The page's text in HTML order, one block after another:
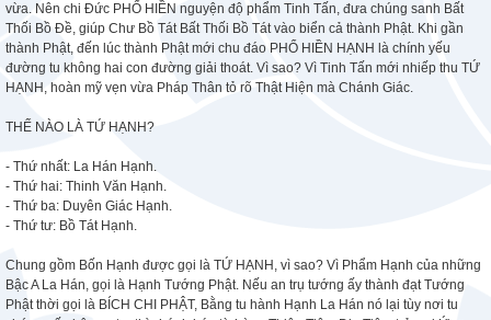
vừa. Nên chi Đức PHỔ HIỀN nguyện độ phẩm Tinh Tấn, đưa chúng sanh Bất
Thối Bồ Đề, giúp Chư Bồ Tát Bất Thối Bồ Tát vào biển cả thành Phật. Khi gần
thành Phật, đến lúc thành Phật mới chu đáo PHỔ HIỀN HẠNH là chính yếu
đường tu không hai con đường giải thoát. Vì sao? Vì Tinh Tấn mới nhiếp thu TỨ
HẠNH, hoàn mỹ vẹn vừa Pháp Thân tỏ rõ Thật Hiện mà Chánh Giác.
THẾ NÀO LÀ TỨ HẠNH?
- Thứ nhất: La Hán Hạnh.
- Thứ hai: Thinh Văn Hạnh.
- Thứ ba: Duyên Giác Hạnh.
- Thứ tư: Bồ Tát Hạnh.
Chung gồm Bốn Hạnh được gọi là TỨ HẠNH, vì sao? Vì Phẩm Hạnh của những
Bậc A La Hán, gọi là Hạnh Tướng Phật. Nếu an trụ tướng ấy thành đạt Tướng
Phật thời gọi là BÍCH CHI PHẬT, Bằng tu hành Hạnh La Hán nó lại tùy nơi tu